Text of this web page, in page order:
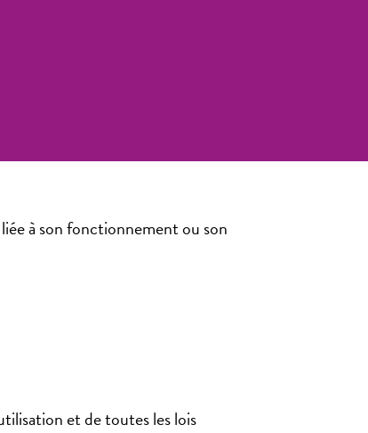
à son fonctionnement ou son
et de toutes les lois